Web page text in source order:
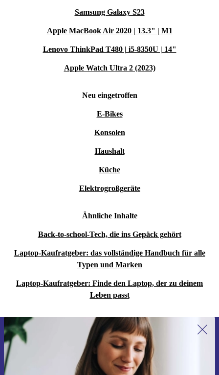
Samsung Galaxy S23
Apple MacBook Air 2020 | 13.3" | M1
Lenovo ThinkPad T480 | i5-8350U | 14"
Apple Watch Ultra 2 (2023)
Neu eingetroffen
E-Bikes
Konsolen
Haushalt
Küche
Elektrogroßgeräte
Ähnliche Inhalte
Back-to-school-Tech, die ins Gepäck gehört
Laptop-Kaufratgeber: das vollständige Handbuch für alle
Typen und Marken
Laptop-Kaufratgeber: Finde den Laptop, der zu deinem
Leben passt
Erstmals zum Newsletter anmelden,
15 € sparen!
Verpasse kein Angebot mehr.